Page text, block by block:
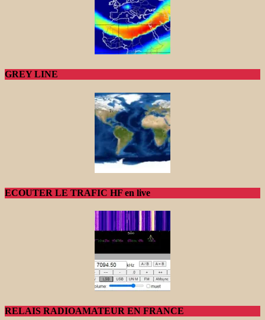
GREY LINE
ECOUTER LE TRAFIC HF en live
RELAIS RADIOAMATEUR EN FRANCE